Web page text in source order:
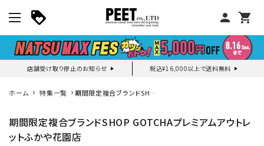
person shopping_cart
店舗受け取り停止のお知らせ 税込¥16,000以上で送料無料
マイページ
新作アイテム
ホーム 特集一覧
期間限定複合ブランドSHOP
期間限定複合ブランドSHOP GOTCHAプレミアムアウトレ
ットふかや花園店